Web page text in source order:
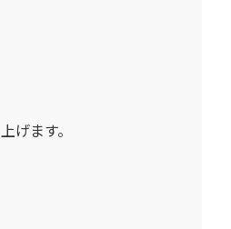
げます。